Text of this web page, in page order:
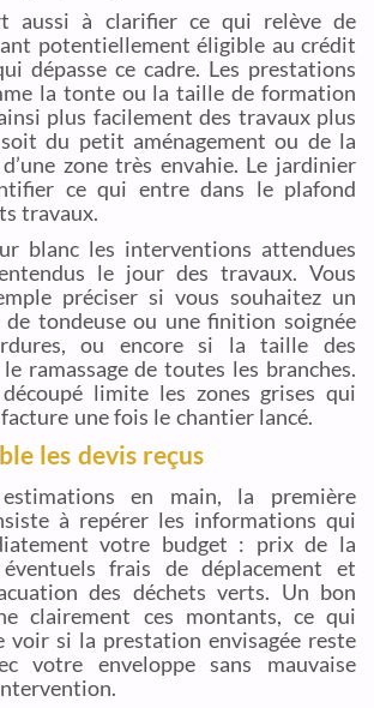
aussi à clarifier ce qui relève de
potentiellement éligible au crédit
dépasse ce cadre. Les prestations
la tonte ou la taille de formation
plus facilement des travaux plus
du petit aménagement ou de la
zone très envahie. Le jardinier
ce qui entre dans le plafond
travaux.
blanc les interventions attendues
le jour des travaux. Vous
préciser si vous souhaitez un
de tondeuse ou une finition soignée
ou encore si la taille des
ramassage de toutes les branches.
limite les zones grises qui
une fois le chantier lancé.
les devis reçus
en main, la première
à repérer les informations qui
votre budget : prix de la
éventuels frais de déplacement et
des déchets verts. Un bon
clairement ces montants, ce qui
voir si la prestation envisagée reste
votre enveloppe sans mauvaise